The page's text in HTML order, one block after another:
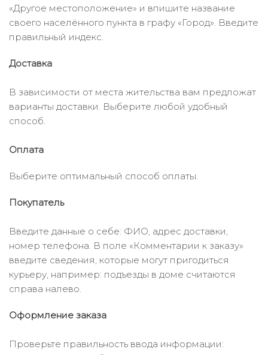
«Другое местоположение» и впишите название
своего населённого пункта в графу «Город». Введите
правильный индекс.
Доставка
В зависимости от места жительства вам предложат
варианты доставки. Выберите любой удобный
способ.
Оплата
Выберите оптимальный способ оплаты.
Покупатель
Введите данные о себе: ФИО, адрес доставки,
номер телефона. В поле «Комментарии к заказу»
введите сведения, которые могут пригодиться
курьеру, например: подъезды в доме считаются
справа налево.
Оформление заказа
Проверьте правильность ввода информации: